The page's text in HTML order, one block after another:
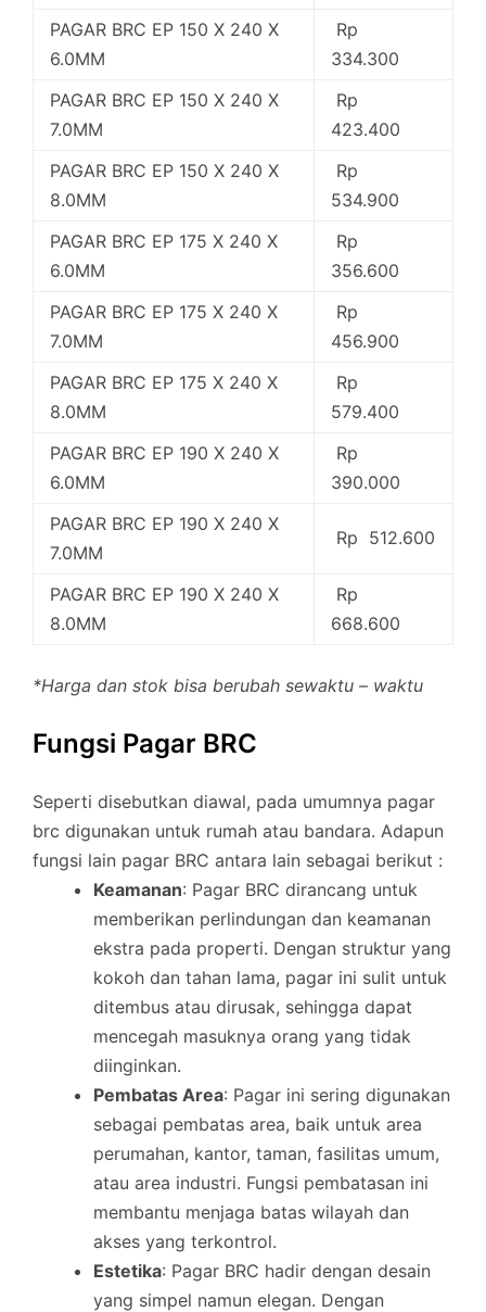
PAGAR BRC EP 150 X 240 X
6.0MM
Rp
334.300
PAGAR BRC EP 150 X 240 X
7.0MM
Rp
423.400
PAGAR BRC EP 150 X 240 X
8.0MM
Rp
534.900
PAGAR BRC EP 175 X 240 X
6.0MM
Rp
356.600
PAGAR BRC EP 175 X 240 X
7.0MM
Rp
456.900
PAGAR BRC EP 175 X 240 X
8.0MM
Rp
579.400
PAGAR BRC EP 190 X 240 X
6.0MM
Rp
390.000
PAGAR BRC EP 190 X 240 X
7.0MM
Rp 512.600
PAGAR BRC EP 190 X 240 X
8.0MM
Rp
668.600
*Harga dan stok bisa berubah sewaktu – waktu
Fungsi Pagar BRC
Seperti disebutkan diawal, pada umumnya pagar
brc digunakan untuk rumah atau bandara. Adapun
fungsi lain pagar BRC antara lain sebagai berikut :
Keamanan: Pagar BRC dirancang untuk
memberikan perlindungan dan keamanan
ekstra pada properti. Dengan struktur yang
kokoh dan tahan lama, pagar ini sulit untuk
ditembus atau dirusak, sehingga dapat
mencegah masuknya orang yang tidak
diinginkan.
Pembatas Area: Pagar ini sering digunakan
sebagai pembatas area, baik untuk area
perumahan, kantor, taman, fasilitas umum,
atau area industri. Fungsi pembatasan ini
membantu menjaga batas wilayah dan
akses yang terkontrol.
Estetika: Pagar BRC hadir dengan desain
yang simpel namun elegan. Dengan